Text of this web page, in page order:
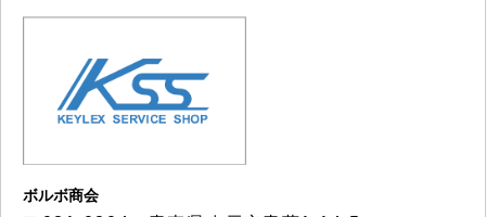
ボルボ商会